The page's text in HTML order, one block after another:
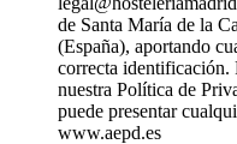
de Santa María de la
(España), aportando
correcta identificación.
nuestra Política de
puede presentar
www.aepd.es